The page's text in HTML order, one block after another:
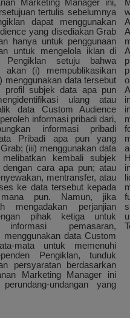
Marketing Manager ini,
tertulis sebelumnya
dapat menggunakan
yang disediakan Grab
hanya untuk penggunaan
untuk mengelola iklan di
Pengiklan setuju bahwa
akan (i) mempublikasikan
menggunakan data tersebut
profil subjek data apa pun
ulang atau
data Custom Audience
informasi pribadi dari,
informasi pribadi
Pribadi apa pun yang
(iii) menggunakan data
kembali subjek
cara apa pun; atau
mentransfer, atau
ke data tersebut kepada
pun. Namun, jika
mengadakan perjanjian
pihak ketiga untuk
informasi pemasaran,
menggunakan data Custom
mata untuk memenuhi
Pengiklan, tunduk
persyaratan berdasarkan
Marketing Manager ini
undangan yang